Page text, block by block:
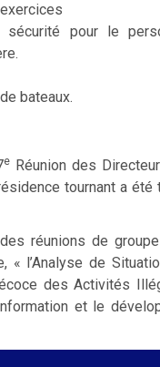
pour le
bateaux.
e Réunion des
tournant a
réunions de
« l’Analyse de
des Activités
et le